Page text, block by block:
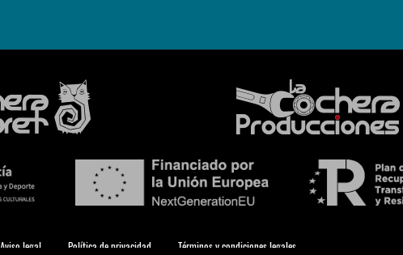
Aviso legal Política de privacidad Términos y condiciones legales